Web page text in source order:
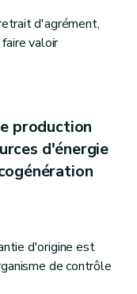
d'agrément,
valoir
production
d'énergie
d'origine est
de contrôle